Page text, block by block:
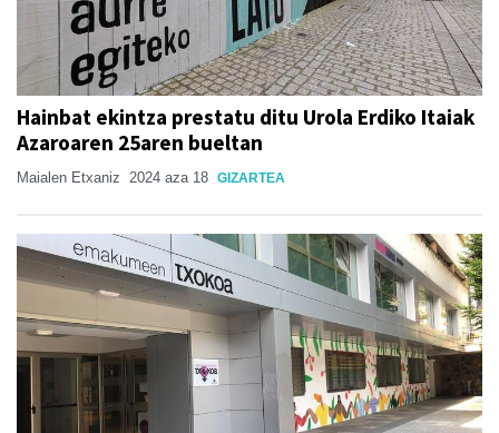
Hainbat ekintza prestatu ditu Urola Erdiko Itaiak
Azaroaren 25aren bueltan
Maialen Etxaniz 2024 aza 18 GIZARTEA